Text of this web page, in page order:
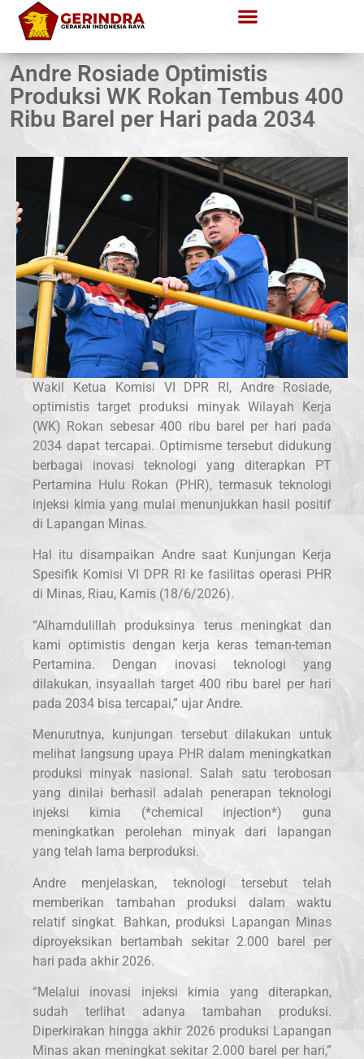
Andre Rosiade Optimistis
Produksi WK Rokan Tembus 400
Ribu Barel per Hari pada 2034
Wakil Ketua Komisi VI DPR RI, Andre Rosiade,
optimistis target produksi minyak Wilayah Kerja
(WK) Rokan sebesar 400 ribu barel per hari pada
2034 dapat tercapai. Optimisme tersebut didukung
berbagai inovasi teknologi yang diterapkan PT
Pertamina Hulu Rokan (PHR), termasuk teknologi
injeksi kimia yang mulai menunjukkan hasil positif
di Lapangan Minas.
Hal itu disampaikan Andre saat Kunjungan Kerja
Spesifik Komisi VI DPR RI ke fasilitas operasi PHR
di Minas, Riau, Kamis (18/6/2026).
“Alhamdulillah produksinya terus meningkat dan
kami optimistis dengan kerja keras teman-teman
Pertamina. Dengan inovasi teknologi yang
dilakukan, insyaallah target 400 ribu barel per hari
pada 2034 bisa tercapai,” ujar Andre.
Menurutnya, kunjungan tersebut dilakukan untuk
melihat langsung upaya PHR dalam meningkatkan
produksi minyak nasional. Salah satu terobosan
yang dinilai berhasil adalah penerapan teknologi
injeksi kimia (*chemical injection*) guna
meningkatkan perolehan minyak dari lapangan
yang telah lama berproduksi.
Andre menjelaskan, teknologi tersebut telah
memberikan tambahan produksi dalam waktu
relatif singkat. Bahkan, produksi Lapangan Minas
diproyeksikan bertambah sekitar 2.000 barel per
hari pada akhir 2026.
“Melalui inovasi injeksi kimia yang diterapkan,
sudah terlihat adanya tambahan produksi.
Diperkirakan hingga akhir 2026 produksi Lapangan
Minas akan meningkat sekitar 2.000 barel per hari,”